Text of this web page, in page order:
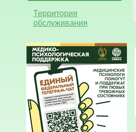
Территория
обслуживания